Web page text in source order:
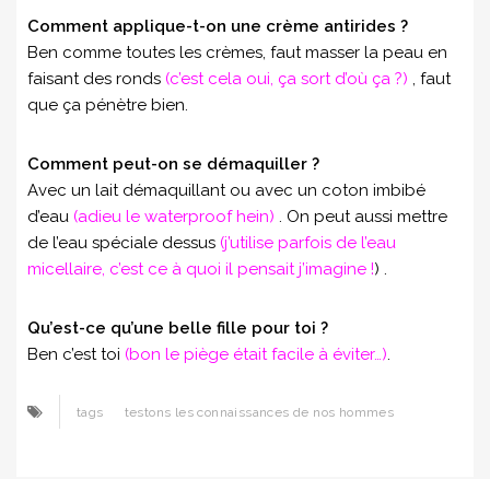
Comment applique-t-on une crème antirides ?
Ben comme toutes les crèmes, faut masser la peau en
faisant des ronds (c’est cela oui, ça sort d’où ça ?) , faut
que ça pénètre bien.
Comment peut-on se démaquiller ?
Avec un lait démaquillant ou avec un coton imbibé
d’eau (adieu le waterproof hein) . On peut aussi mettre
de l’eau spéciale dessus (j’utilise parfois de l’eau
micellaire, c’est ce à quoi il pensait j’imagine !) .
Qu’est-ce qu’une belle fille pour toi ?
Ben c’est toi (bon le piège était facile à éviter…).
tags testons les connaissances de nos hommes